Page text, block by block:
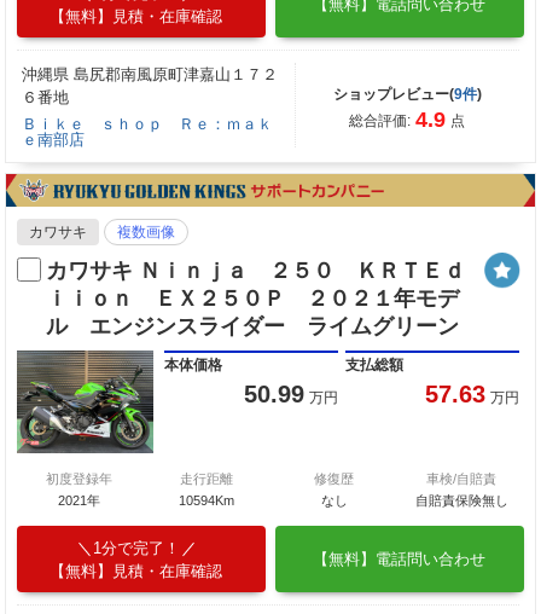
【無料】見積・在庫確認
【無料】電話問い合わせ
沖縄県 島尻郡南風原町津嘉山１７２
６番地
Ｂｉｋｅ ｓｈｏｐ Ｒｅ：ｍａｋ
ｅ南部店
ショップレビュー(9件)
総合評価: 4.9 点
カワサキ 複数画像
カワサキ Ｎｉｎｊａ ２５０ ＫＲＴＥｄ
ｉｉｏｎ ＥＸ２５０Ｐ ２０２１年モデ
ル エンジンスライダー ライムグリーン
本体価格
50.99 万円
支払総額
57.63 万円
初度登録年
2021年
走行距離
10594Km
修復歴
なし
車検/自賠責
自賠責保険無し
1分で完了！
【無料】見積・在庫確認
【無料】電話問い合わせ